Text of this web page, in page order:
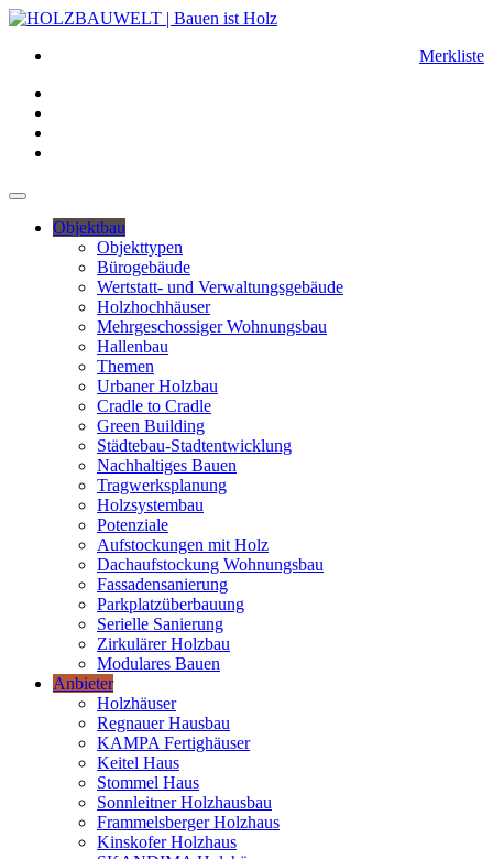
Merkliste
Objektbau
Objekttypen
Bürogebäude
Wertstatt- und Verwaltungsgebäude
Holzhochhäuser
Mehrgeschossiger Wohnungsbau
Hallenbau
Themen
Urbaner Holzbau
Cradle to Cradle
Green Building
Städtebau-Stadtentwicklung
Nachhaltiges Bauen
Tragwerksplanung
Holzsystembau
Potenziale
Aufstockungen mit Holz
Dachaufstockung Wohnungsbau
Fassadensanierung
Parkplatzüberbauung
Serielle Sanierung
Zirkulärer Holzbau
Modulares Bauen
Anbieter
Holzhäuser
Regnauer Hausbau
KAMPA Fertighäuser
Keitel Haus
Stommel Haus
Sonnleitner Holzhausbau
Frammelsberger Holzhaus
Kinskofer Holzhaus